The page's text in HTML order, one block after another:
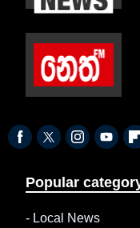
Popular
- Local News